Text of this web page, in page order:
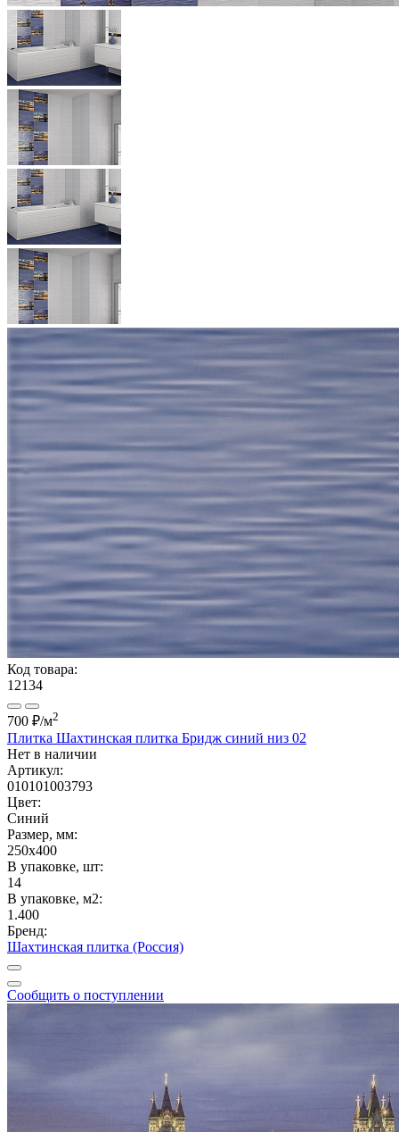
Код товара:
12134
700 ₽/м2
Плитка Шахтинская плитка Бридж синий низ 02
Нет в наличии
Артикул:
010101003793
Цвет:
Синий
Размер, мм:
250x400
В упаковке, шт:
14
В упаковке, м2:
1.400
Бренд:
Шахтинская плитка (Россия)
Сообщить о поступлении